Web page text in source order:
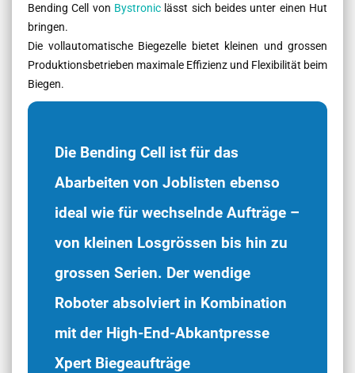
Bending Cell von Bystronic lässt sich beides unter einen Hut
bringen.
Die vollautomatische Biegezelle bietet kleinen und grossen
Produktionsbetrieben maximale Effizienz und Flexibilität beim
Biegen.
Die Bending Cell ist für das
Abarbeiten von Joblisten ebenso
ideal wie für wechselnde Aufträge –
von kleinen Losgrössen bis hin zu
grossen Serien. Der wendige
Roboter absolviert in Kombination
mit der High-End-Abkantpresse
Xpert Biegeaufträge